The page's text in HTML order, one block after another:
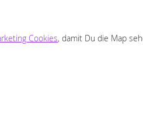
Cookies, damit Du die Map